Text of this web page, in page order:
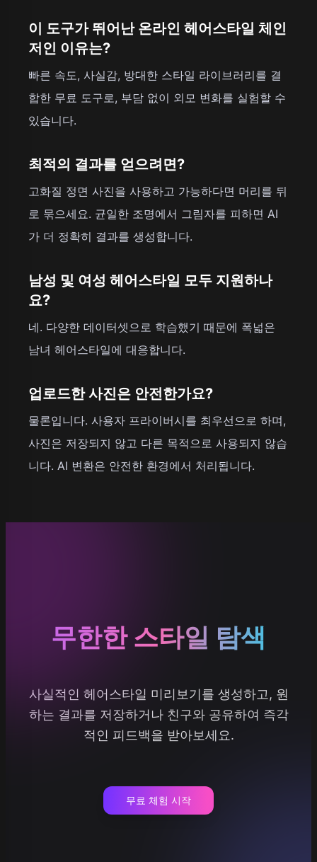
이 도구가 뛰어난 온라인 헤어스타일 체인
저인 이유는?
빠른 속도, 사실감, 방대한 스타일 라이브러리를 결
합한 무료 도구로, 부담 없이 외모 변화를 실험할 수
있습니다.
최적의 결과를 얻으려면?
고화질 정면 사진을 사용하고 가능하다면 머리를 뒤
로 묶으세요. 균일한 조명에서 그림자를 피하면 AI
가 더 정확히 결과를 생성합니다.
남성 및 여성 헤어스타일 모두 지원하나
요?
네. 다양한 데이터셋으로 학습했기 때문에 폭넓은
남녀 헤어스타일에 대응합니다.
업로드한 사진은 안전한가요?
물론입니다. 사용자 프라이버시를 최우선으로 하며,
사진은 저장되지 않고 다른 목적으로 사용되지 않습
니다. AI 변환은 안전한 환경에서 처리됩니다.
무한한 스타일 탐색
사실적인 헤어스타일 미리보기를 생성하고, 원
하는 결과를 저장하거나 친구와 공유하여 즉각
적인 피드백을 받아보세요.
무료 체험 시작